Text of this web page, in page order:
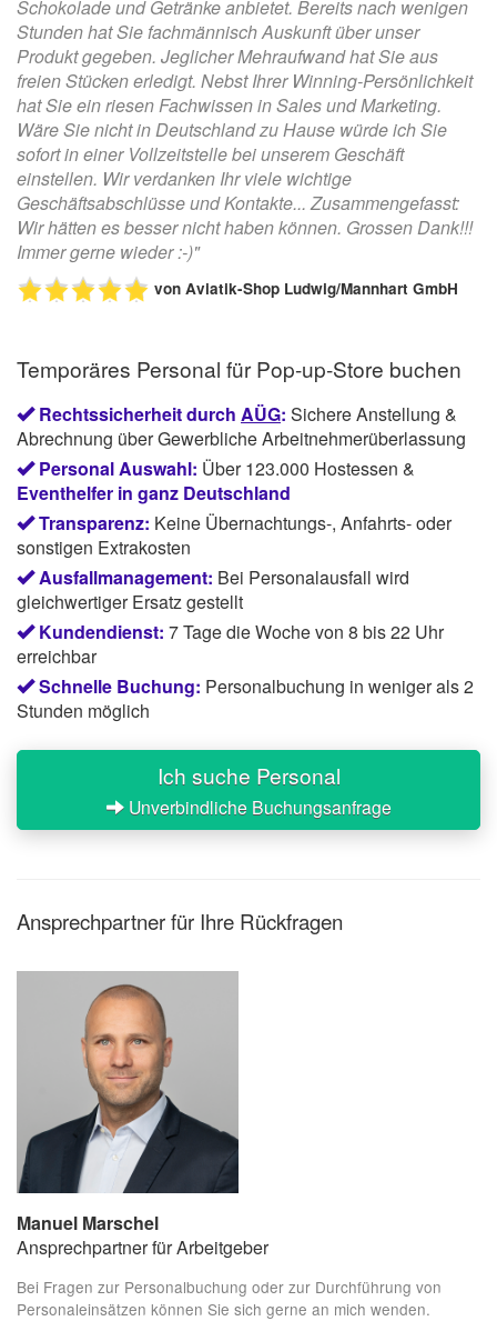
Schokolade und Getränke anbietet. Bereits nach wenigen
Stunden hat Sie fachmännisch Auskunft über unser
Produkt gegeben. Jeglicher Mehraufwand hat Sie aus
freien Stücken erledigt. Nebst Ihrer Winning-Persönlichkeit
hat Sie ein riesen Fachwissen in Sales und Marketing.
Wäre Sie nicht in Deutschland zu Hause würde ich Sie
sofort in einer Vollzeitstelle bei unserem Geschäft
einstellen. Wir verdanken Ihr viele wichtige
Geschäftsabschlüsse und Kontakte... Zusammengefasst:
Wir hätten es besser nicht haben können. Grossen Dank!!!
Immer gerne wieder :-)"
von Aviatik-Shop Ludwig/Mannhart GmbH
Temporäres Personal für Pop-up-Store buchen
Rechtssicherheit durch AÜG: Sichere Anstellung &
Abrechnung über Gewerbliche Arbeitnehmerüberlassung
Personal Auswahl: Über 123.000 Hostessen &
Eventhelfer in ganz Deutschland
Transparenz: Keine Übernachtungs-, Anfahrts- oder
sonstigen Extrakosten
Ausfallmanagement: Bei Personalausfall wird
gleichwertiger Ersatz gestellt
Kundendienst: 7 Tage die Woche von 8 bis 22 Uhr
erreichbar
Schnelle Buchung: Personalbuchung in weniger als 2
Stunden möglich
Ich suche Personal
Unverbindliche Buchungsanfrage
Ansprechpartner für Ihre Rückfragen
Manuel Marschel
Ansprechpartner für Arbeitgeber
Bei Fragen zur Personalbuchung oder zur Durchführung von
Personaleinsätzen können Sie sich gerne an mich wenden.